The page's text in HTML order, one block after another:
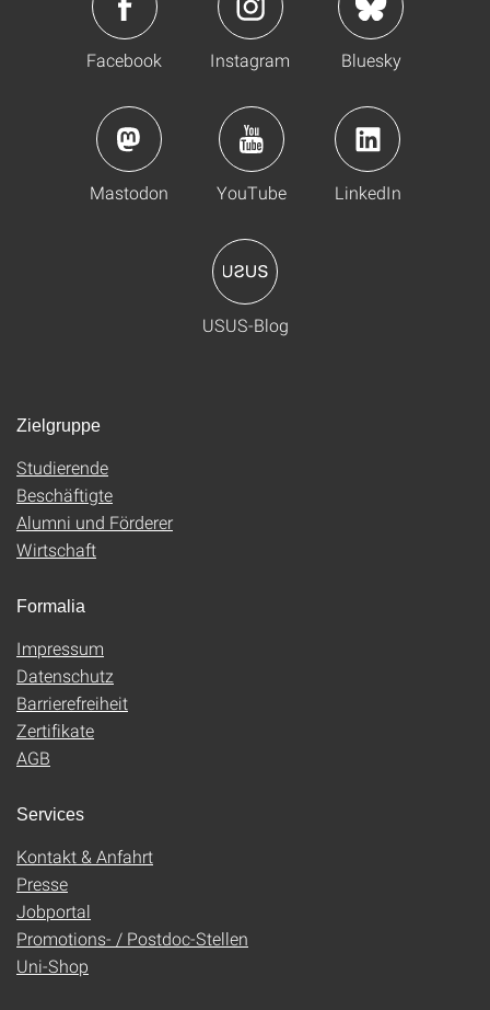
Facebook Instagram Bluesky
Mastodon YouTube LinkedIn
USUS-Blog
Zielgruppe
Studierende
Beschäftigte
Alumni und Förderer
Wirtschaft
Formalia
Impressum
Datenschutz
Barrierefreiheit
Zertifikate
AGB
Services
Kontakt & Anfahrt
Presse
Jobportal
Promotions- / Postdoc-Stellen
Uni-Shop